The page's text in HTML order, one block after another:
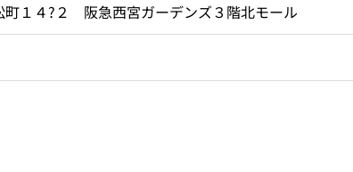
町１４?２ 阪急西宮ガーデンズ３階北モール